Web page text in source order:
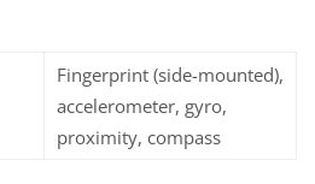
Fingerprint (side-mounted),
accelerometer, gyro,
proximity, compass